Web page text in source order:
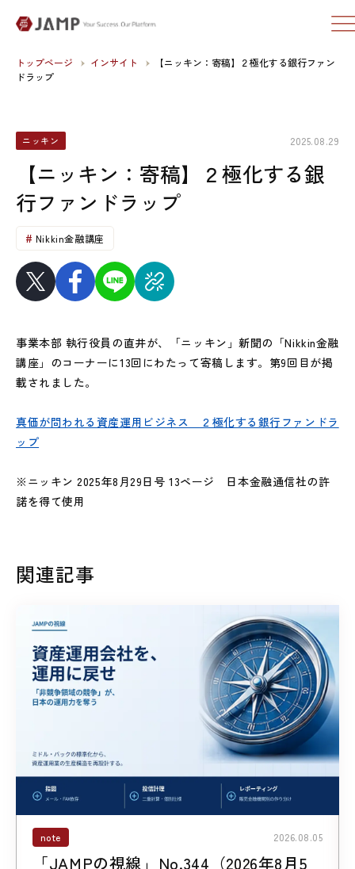
トップページ インサイト
【ニッキン：寄稿】２極化する銀行ファン
ドラップ
ニッキン 2025.08.29
【ニッキン：寄稿】２極化する銀
行ファンドラップ
Nikkin金融講座
事業本部 執行役員の直井が、「ニッキン」新聞の「Nikkin金融
講座」のコーナーに13回にわたって寄稿します。第9回目が掲
載されました。
真価が問われる資産運用ビジネス
２極化する銀行ファンドラ
ップ
※ニッキン 2025年8月29日号 13ページ 日本金融通信社の許
諾を得て使用
関連記事
note 2026.08.05
「JAMPの視線」No.344（2026年8月5